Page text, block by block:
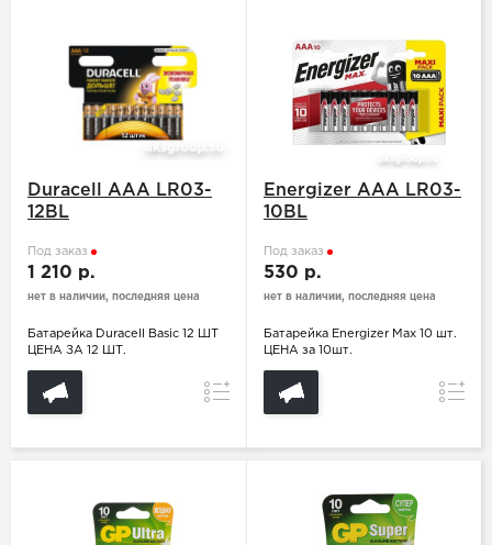
Duracell ААA LR03-
12BL
Под заказ
1 210 р.
нет в наличии, последняя цена
Батарейка Duracell Basic 12 ШТ
ЦЕНА ЗА 12 ШТ.
Сравнение
Energizer ААA LR03-
10BL
Под заказ
530 р.
нет в наличии, последняя цена
Батарейка Energizer Max 10 шт.
ЦЕНА за 10шт.